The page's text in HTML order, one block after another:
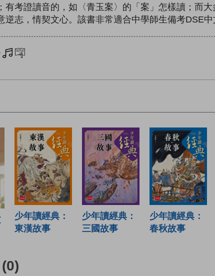
有考證讀音的，如〈青玉案〉的「案」怎樣讀；而大
逆志，情契文心。該書非常適合中學師生備考DSE
多媒體
少年讀經典：
東漢故事
少年讀經典：
三國故事
少年讀經典：
春秋故事
(0)